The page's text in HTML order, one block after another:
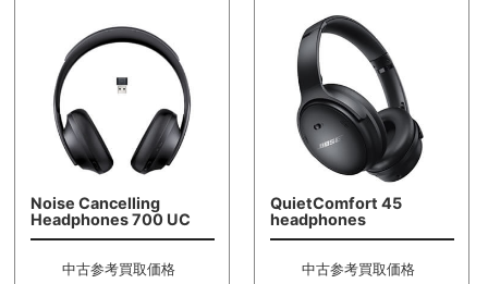
Noise Cancelling
Headphones 700 UC
中古参考買取価格
QuietComfort 45
headphones
中古参考買取価格